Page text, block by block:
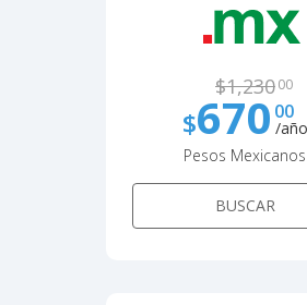
$1,230 00
$670 00
/año
Pesos Mexicanos
BUSCAR